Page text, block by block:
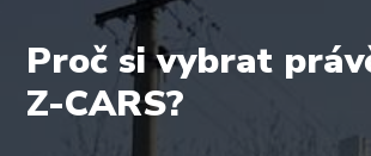
Proč si vybrat
Z-CARS?